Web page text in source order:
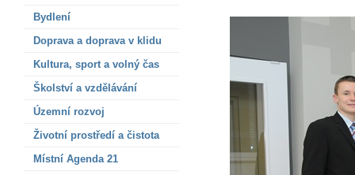
Bydlení
Doprava a doprava v klidu
Kultura, sport a volný čas
Školství a vzdělávání
Územní rozvoj
Životní prostředí a čistota
Místní Agenda 21